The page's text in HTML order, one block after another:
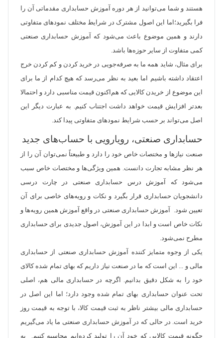
هستند و شما می‌توانید از هر دوره آموزش حسابداری مقدماتی آن را
فرا بگیرید؛اما این اصول مشترک در شرایط مختلف نمودهای متفاوتی
دارند و همین موضوع باعث می‌شود که آموزش حسابداری صنعتی
کمی متفاوت از سایر حوزه‌ها باشد.
برای مثال، شاید همه ما به صرفه‌جویی در خرید کردن و کم کردن خرج
اعتقاد داشته باشیم اما بعید به نظر می‌رسد که هیچ کدام از ما برای
این موضوع از خریدن کالایی که هم‌اکنون قیمت مناسبی دارد و احتمالا
بعدتر افزایش قیمت خواهد داشت اجتناب کنیم. به عبارت دیگر این
اصل می‌تواند بر حسب شرایط نمودهای متفاوتی پیدا کند.
حسابداری صنعتی، رویارویی با حساب‌های جدید
صنعت نیازها و مختصات خاص خود را دارد و طبیعتاً نمی‌توان آن را از
هر نظر مشابه تجارت دانست. همین ویژگی‌ها و مختصات خاص سبب
می‌شود که آموزش درس حسابداری صنعتی در چارت درسی
دانشجویان حسابداری قرار بگیرد و نکات و رویه‌های خاصی برای آن
تعیین شود. آموزش حسابداری صنعتی در واقع آموزش همین رویه‌ها و
نکات خاص است و ابدا در این آموزش، اصول جدیدی برای حسابداری
مطرح نمی‌شود.
یکی از وجوه متمایز کننده آموزش حسابداری صنعتی از حسابداری
مالی و ... این است که ما در صنعت نیاز داریم که بهای تمام شده کالای
خود را به شکل دقیق بدانیم. اگرچه در حسابداری مالی هم، اصلی
تحت عنوان حسابداری بهای تمام شده وجود دارد؛ اما این اصل در
حسابداری مالی بیشتر ناظر به ثبت قیمت کالا، با توجه به قیمت روز
خرید است. در حالی که در آموزش حسابداری صنعتی ما یاد می‌گیریم
چگونه قیمت کالایی که خود آن را تولید کرده‌ایم محاسبه کنیم. به